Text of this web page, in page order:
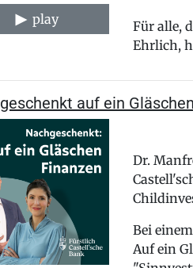
play
Für alle,
Ehrlich,
auf ein
Dr.
Bei
Auf ein